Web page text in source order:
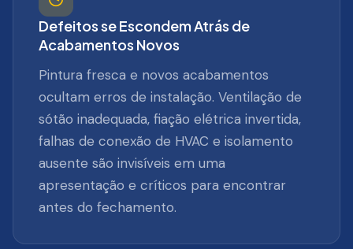
Defeitos se Escondem Atrás de
Acabamentos Novos
Pintura fresca e novos acabamentos
ocultam erros de instalação. Ventilação de
sótão inadequada, fiação elétrica invertida,
falhas de conexão de HVAC e isolamento
ausente são invisíveis em uma
apresentação e críticos para encontrar
antes do fechamento.